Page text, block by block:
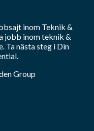
inom Teknik &
jobb inomteknik &
Ta nästa steg i Din
Group